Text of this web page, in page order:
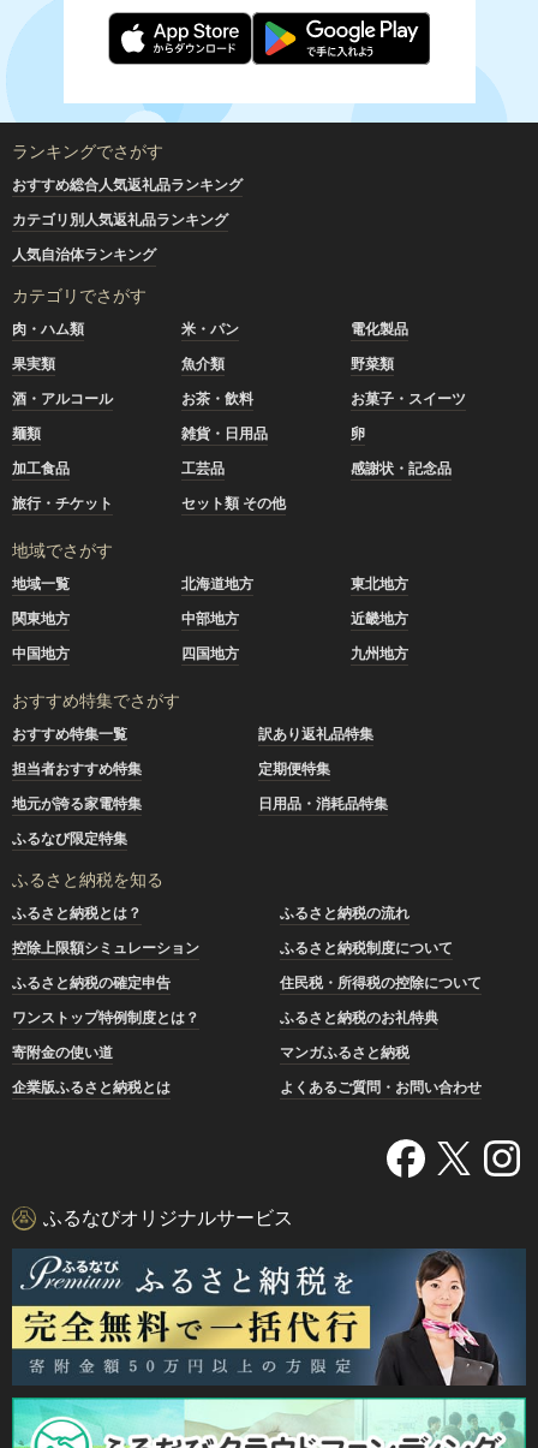
ランキングでさがす
おすすめ総合人気返礼品ランキング
カテゴリ別人気返礼品ランキング
人気自治体ランキング
カテゴリでさがす
肉・ハム類 米・パン
電化製品
果実類
魚介類
野菜類
酒・アルコール
お茶・飲料
お菓子・スイーツ
麺類
雑貨・日用品
卵
加工食品
工芸品
感謝状・記念品
旅行・チケット
セット類 その他
地域でさがす
地域一覧 北海道地方
東北地方
関東地方
中部地方
近畿地方
中国地方
四国地方 九州地方
おすすめ特集でさがす
おすすめ特集一覧
訳あり返礼品特集
担当者おすすめ特集
定期便特集
地元が誇る家電特集
日用品・消耗品特集
ふるなび限定特集
ふるさと納税を知る
ふるさと納税とは？
ふるさと納税の流れ
控除上限額シミュレーション
ふるさと納税制度について
ふるさと納税の確定申告
住民税・所得税の控除について
ワンストップ特例制度とは？
ふるさと納税のお礼特典
寄附金の使い道
マンガふるさと納税
企業版ふるさと納税とは
よくあるご質問・お問い合わせ
ふるなびオリジナルサービス